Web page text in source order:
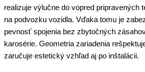
realizuje výlučne do vopred pripravených
na podvozku vozidla. Vďaka tomu je
pevnosť spojenia bez zbytočných
karosérie. Geometria zariadenia
zaručuje estetický vzhľad aj po inštalácii.